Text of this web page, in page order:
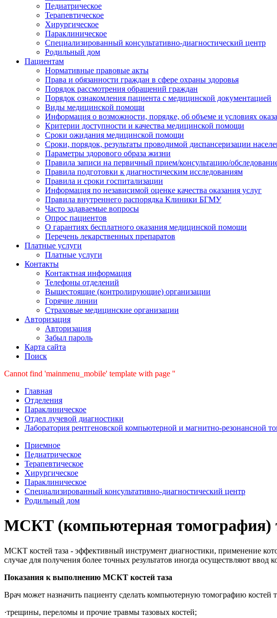
Педиатрическое
Терапевтическое
Хирургическое
Параклиническое
Специализированный консультативно-диагностический центр
Родильный дом
Пациентам
Нормативные правовые акты
Права и обязанности граждан в сфере охраны здоровья
Порядок рассмотрения обращений граждан
Порядок ознакомления пациента с медицинской документацией
Виды медицинской помощи
Информация о возможности, порядке, об объеме и условиях
Критерии доступности и качества медицинской помощи
Сроки ожидания медицинской помощи
Сроки, порядок, результаты проводимой диспансеризации
Параметры здорового образа жизни
Правила записи на первичный прием/консультацию/
Правила подготовки к диагностическим исследованиям
Правила и сроки госпитализации
Информация по независимой оценке качества оказания услуг
Правила внутреннего распорядка Клиники БГМУ
Часто задаваемые вопросы
Опрос пациентов
О гарантиях бесплатного оказания медицинской помощи
Перечень лекарственных препаратов
Платные услуги
Платные услуги
Контакты
Контактная информация
Телефоны отделений
Вышестоящие (контролирующие) организации
Горячие линии
Страховые медицинские организации
Авторизация
Авторизация
Забыл пароль
Карта сайта
Поиск
Cannot find 'mainmenu_mobile' template with page ''
Главная
Отделения
Параклиническое
Отдел лучевой диагностики
Лаборатория рентгеновской компьютерной и магнитно-резонансной
Приемное
Педиатрическое
Терапевтическое
Хирургическое
Параклиническое
Специализированный консультативно-диагностический центр
Родильный дом
МСКТ (компьютерная томография)
МСКТ костей таза - эффективный инструмент диагностики, применение
случае для получения более точных результатов иногда осуществляют
Показания к выполнению МСКТ костей таза
Врач может назначить пациенту сделать компьютерную томографию
·трещины, переломы и прочие травмы тазовых костей;